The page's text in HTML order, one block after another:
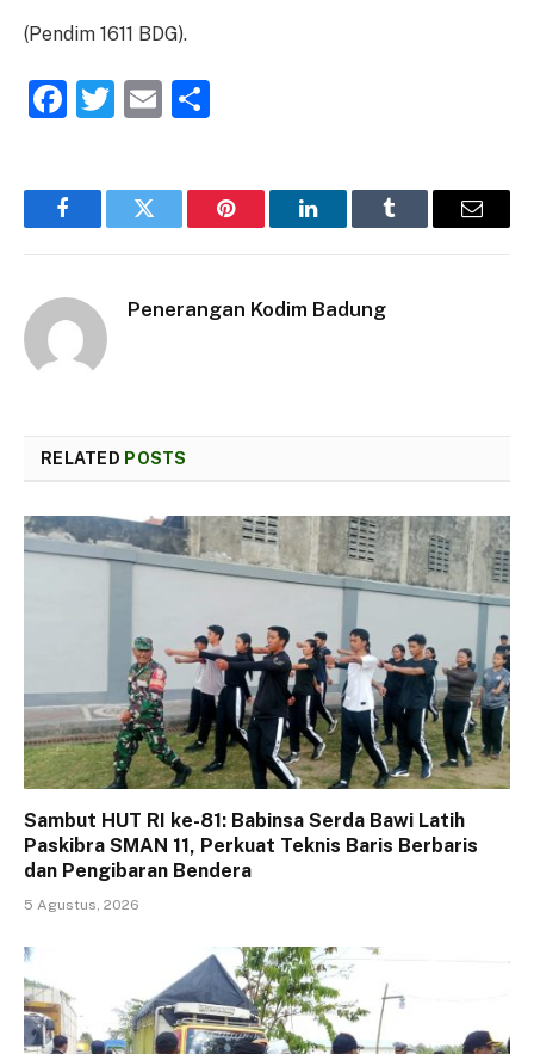
(Pendim 1611 BDG).
Facebook
Twitter
Email
FacebookTwitter Pinterest LinkedInTumblr Email
Penerangan Kodim Badung
RELATED POSTS
Sambut HUT RI ke-81: Babinsa Serda Bawi Latih
Paskibra SMAN 11, Perkuat Teknis Baris Berbaris
dan Pengibaran Bendera
5 Agustus, 2026